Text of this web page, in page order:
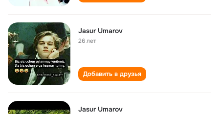
Jasur Umarov
26 лет
Добавить в друзья
Jasur Umarov